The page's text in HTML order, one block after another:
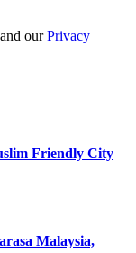
ourPrivacy
Friendly City
Malaysia,